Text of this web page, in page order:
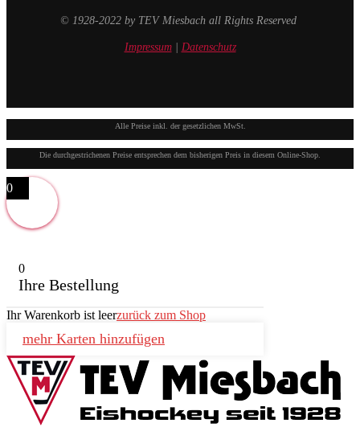
© 1928-2022 by TEV Miesbach all Rights Reserved
Impressum| Datenschutz
Alle Preise inkl. der gesetzlichen MwSt.
Die durchgestrichenen Preise entsprechen dem bisherigen Preis in diesem Online-Shop.
0
0
Ihre Bestellung
Ihr Warenkorb ist leerzurück zum Shop
mehr Karten hinzufügen